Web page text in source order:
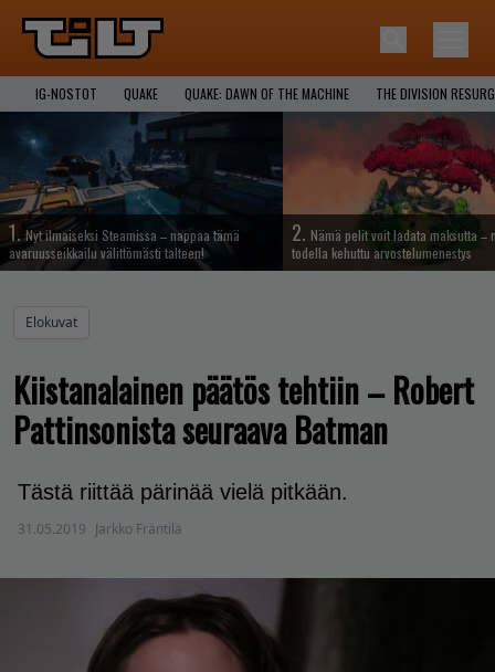
IG-NOSTOT QUAKE QUAKE: DAWN OF THE MACHINE THE DIVISION
1. Nyt ilmaiseksi Steamissa – nappaa tämä
avaruusseikkailu välittömästi talteen!
2. Nämä pelit voit ladata maksutta –
todella kehuttu arvostelumenestys
Elokuvat
Kiistanalainen päätös tehtiin – Robert
Pattinsonista seuraava Batman
Tästä riittää pärinää vielä pitkään.
31.05.2019 Jarkko Fräntilä